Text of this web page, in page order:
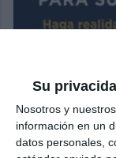
Su
Nosotros y nuestros
información en un
datos personales,